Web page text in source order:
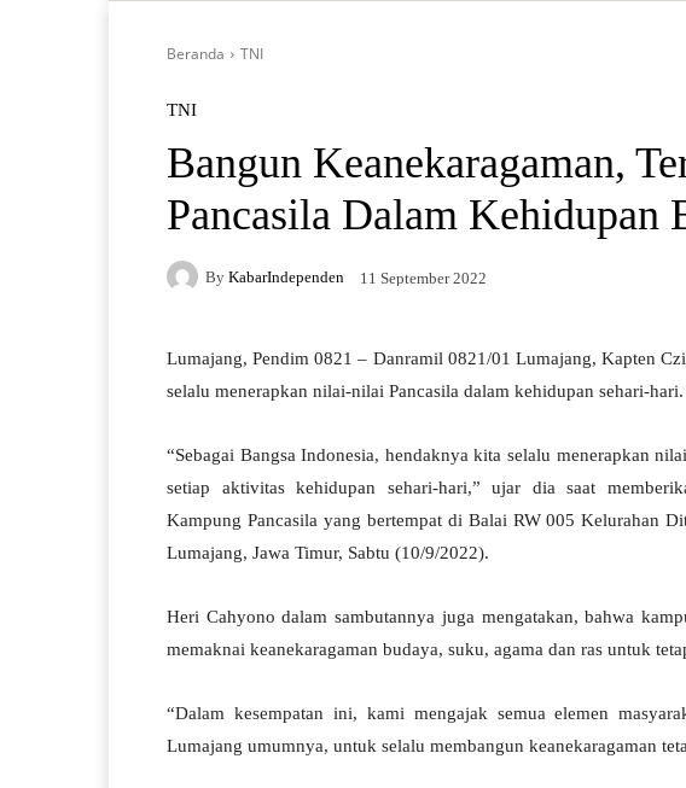
Beranda TNI
TNI
Bangun Keanekaragaman,
Pancasila Dalam Kehidupan
By KabarIndependen 11 September 2022
Lumajang, Pendim 0821 – Danramil 0821/01 Lumajang, Kapten
selalu menerapkan nilai-nilai Pancasila dalam kehidupan sehari-hari.
“Sebagai Bangsa Indonesia, hendaknya kita selalu menerapkan
setiap aktivitas kehidupan sehari-hari,” ujar dia saat
Kampung Pancasila yang bertempat di Balai RW 005 Kelurahan
Lumajang, Jawa Timur, Sabtu (10/9/2022).
Heri Cahyono dalam sambutannya juga mengatakan, bahwa
memaknai keanekaragaman budaya, suku, agama dan ras untuk
“Dalam kesempatan ini, kami mengajak semua elemen
Lumajang umumnya, untuk selalu membangun keanekaragaman